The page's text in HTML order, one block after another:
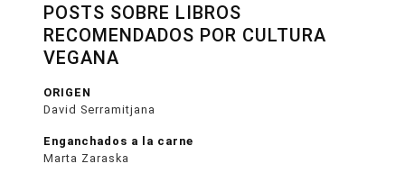
POSTS SOBRE LIBROS
RECOMENDADOS POR CULTURA
VEGANA
ORIGEN
David Serramitjana
Enganchados a la carne
Marta Zaraska